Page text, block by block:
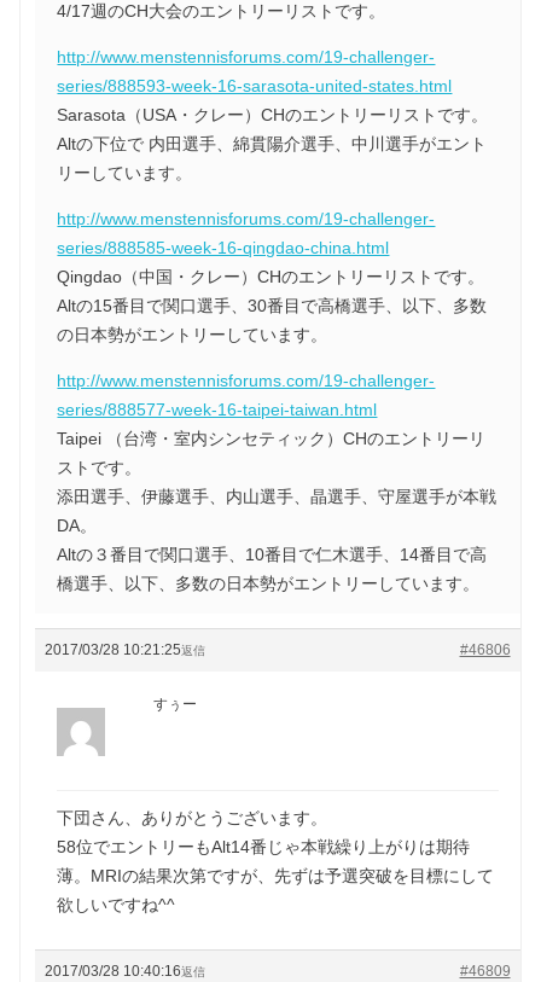
4/17週のCH大会のエントリーリストです。
http://www.menstennisforums.com/19-challenger-
series/888593-week-16-sarasota-united-states.html
Sarasota（USA・クレー）CHのエントリーリストです。
Altの下位で 内田選手、綿貫陽介選手、中川選手がエント
リーしています。
http://www.menstennisforums.com/19-challenger-
series/888585-week-16-qingdao-china.html
Qingdao（中国・クレー）CHのエントリーリストです。
Altの15番目で関口選手、30番目で高橋選手、以下、多数
の日本勢がエントリーしています。
http://www.menstennisforums.com/19-challenger-
series/888577-week-16-taipei-taiwan.html
Taipei （台湾・室内シンセティック）CHのエントリーリ
ストです。
添田選手、伊藤選手、内山選手、晶選手、守屋選手が本戦
DA。
Altの３番目で関口選手、10番目で仁木選手、14番目で高
橋選手、以下、多数の日本勢がエントリーしています。
2017/03/28 10:21:25 #46806
返信
すぅー
下団さん、ありがとうございます。
58位でエントリーもAlt14番じゃ本戦繰り上がりは期待
薄。MRIの結果次第ですが、先ずは予選突破を目標にして
欲しいですね^^
2017/03/28 10:40:16 #46809
返信